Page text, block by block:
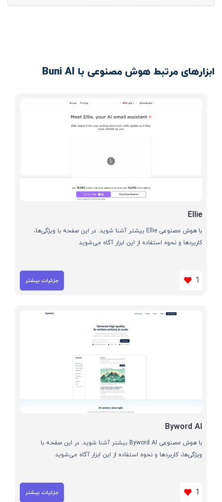
ابزارهای مرتبط هوش مصنوعی با Buni AI
Ellie
با هوش مصنوعی Ellie بیشتر آشنا شوید. در این صفحه با ویژگی‌ها،
کاربردها و نحوه استفاده از این ابزار آگاه می‌شوید
1 جزئیات بیشتر
Byword AI
با هوش مصنوعی Byword AI بیشتر آشنا شوید. در این صفحه با
ویژگی‌ها، کاربردها و نحوه استفاده از این ابزار آگاه می‌شوید
1 جزئیات بیشتر